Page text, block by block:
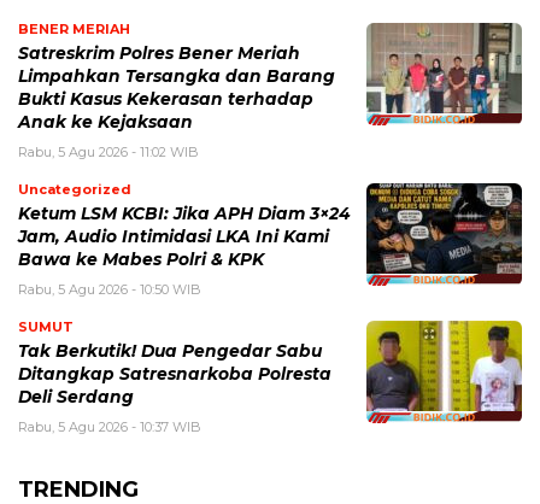
BENER MERIAH
Satreskrim Polres Bener Meriah
Limpahkan Tersangka dan Barang
Bukti Kasus Kekerasan terhadap
Anak ke Kejaksaan
Rabu, 5 Agu 2026 - 11:02 WIB
Uncategorized
Ketum LSM KCBI: Jika APH Diam 3×24
Jam, Audio Intimidasi LKA Ini Kami
Bawa ke Mabes Polri & KPK
Rabu, 5 Agu 2026 - 10:50 WIB
SUMUT
Tak Berkutik! Dua Pengedar Sabu
Ditangkap Satresnarkoba Polresta
Deli Serdang
Rabu, 5 Agu 2026 - 10:37 WIB
TRENDING